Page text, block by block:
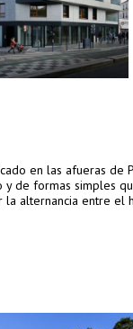
en las afueras de
de formas simples
la alternancia entre el